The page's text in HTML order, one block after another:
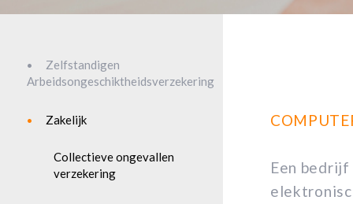
Zelfstandigen
Arbeidsongeschiktheidsverzekering
Zakelijk
Collectieve ongevallen
verzekering
Een